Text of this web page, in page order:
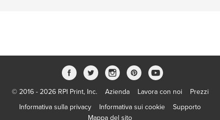
© 2016 - 2026 RPI Print, Inc. Azienda Lavora con noi
Prezzi
Informativa sulla privacy
Informativa sui cookie
Supporto
Mappa del sito